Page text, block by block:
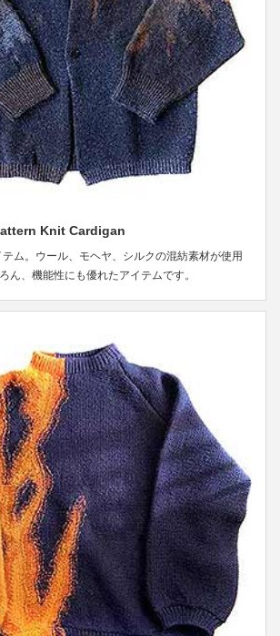
Knit Cardigan
ム。ウール、モヘヤ、シルクの混紡素材が使用
ん、機能性にも優れたアイテムです。